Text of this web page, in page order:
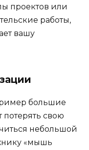
проектов или
работы,
вашу
большие
свою
небольшой
«мышь